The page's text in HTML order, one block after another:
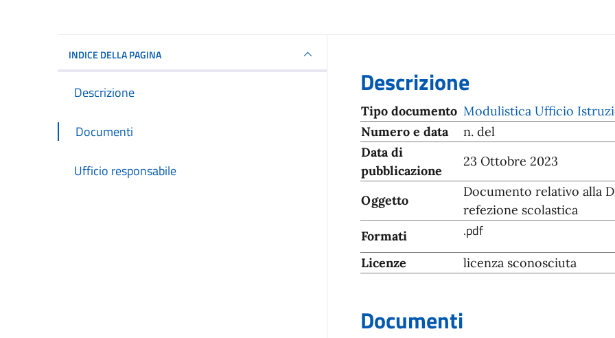
INDICE DELLA PAGINA
Descrizione
Documenti
Ufficio responsabile
Descrizione
Tipo documento Modulistica Ufficio
Numero e data
n. del
Data di
pubblicazione
23 Ottobre 2023
Oggetto
Documento relativo alla
refezione scolastica
Formati
.pdf
Licenze licenza sconosciuta
Documenti